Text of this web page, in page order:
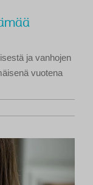
ja vanhojen
vuotena